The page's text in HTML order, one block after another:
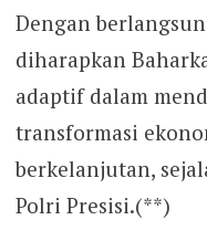
Dengan
diharapkan
adaptif dalam
transformasi
berkelanjutan,
Polri Presisi.(**)